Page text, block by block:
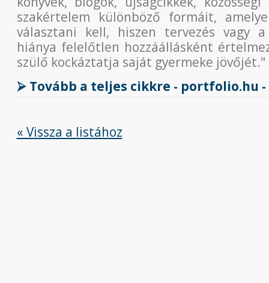
szakértelem különböző formáit,
választani kell, hiszen tervezés vagy
hiánya felelőtlen hozzáállásként
szülő kockáztatja saját gyermeke jövőjét."
⮚ Tovább a teljes cikkre - portfolio.hu -
« Vissza a listához